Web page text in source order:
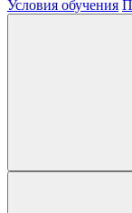
Условия обучения